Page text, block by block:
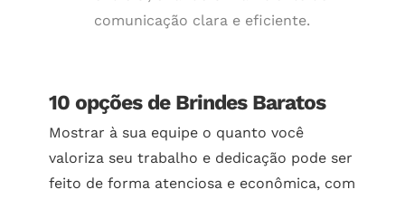
comunicação clara e eficiente.
10 opções de Brindes Baratos
Mostrar à sua equipe o quanto você
valoriza seu trabalho e dedicação pode ser
feito de forma atenciosa e econômica, com